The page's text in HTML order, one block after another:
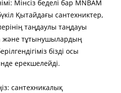
Мінсіз беделі бар MNBAM
Қытайдағы сантехниктер,
таңдаулы таңдауы
және тұтынушылардың
бізді осы
ерекшелейді.
сантехникалық